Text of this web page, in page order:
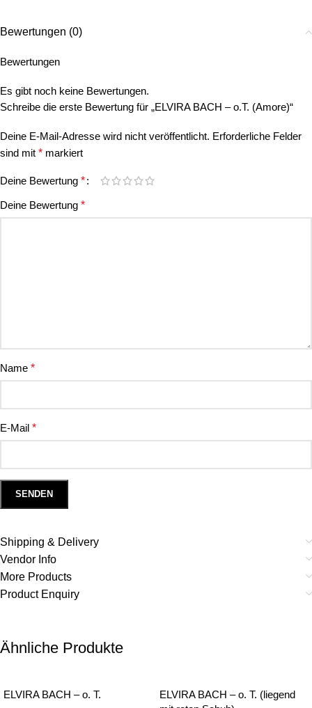
Bewertungen (0)
Bewertungen
Es gibt noch keine Bewertungen.
Schreibe die erste Bewertung für „ELVIRA BACH – o.T. (Amore)“
Deine E-Mail-Adresse wird nicht veröffentlicht. Erforderliche Felder
sind mit * markiert
Deine Bewertung *
Deine Bewertung *
Name *
E-Mail *
Shipping & Delivery
Vendor Info
More Products
Product Enquiry
Ähnliche Produkte
ELVIRA BACH – o. T.
ELVIRA BACH – o. T. (liegend